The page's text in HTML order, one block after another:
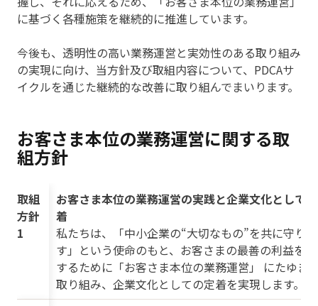
に基づく各種施策を継続的に推進しています。
今後も、透明性の高い業務運営と実効性のある取り組み
の実現に向け、当方針及び取組内容について、PDCAサ
イクルを通じた継続的な改善に取り組んでまいります。
お客さま本位の業務運営に関する取
組方針
取組
方針
1
お客さま本位の業務運営の実践と企業文化として
着
私たちは、「中小企業の“大切なもの”を共に守りま
す」という使命のもと、お客さまの最善の利益を
するために「お客さま本位の業務運営」 にたゆま
取り組み、企業文化としての定着を実現します。